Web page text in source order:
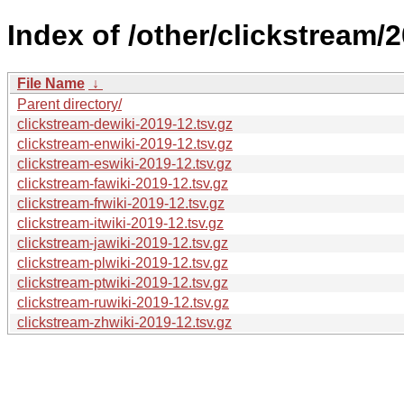
Index of /other/clickstream/
File Name ↓
Parent directory/
clickstream-dewiki-2019-12.tsv.gz
clickstream-enwiki-2019-12.tsv.gz
clickstream-eswiki-2019-12.tsv.gz
clickstream-fawiki-2019-12.tsv.gz
clickstream-frwiki-2019-12.tsv.gz
clickstream-itwiki-2019-12.tsv.gz
clickstream-jawiki-2019-12.tsv.gz
clickstream-plwiki-2019-12.tsv.gz
clickstream-ptwiki-2019-12.tsv.gz
clickstream-ruwiki-2019-12.tsv.gz
clickstream-zhwiki-2019-12.tsv.gz